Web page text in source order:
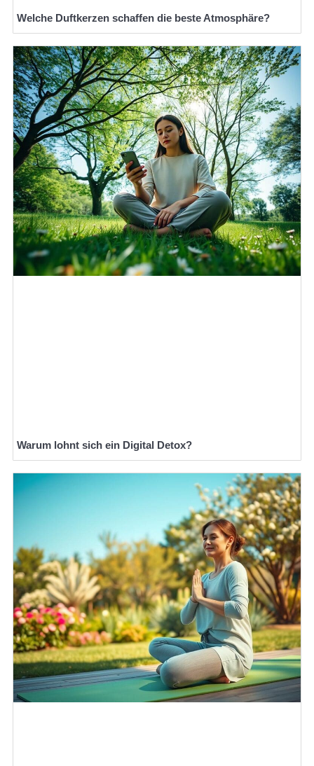
Welche Duftkerzen schaffen die beste Atmosphäre?
Warum lohnt sich ein Digital Detox?